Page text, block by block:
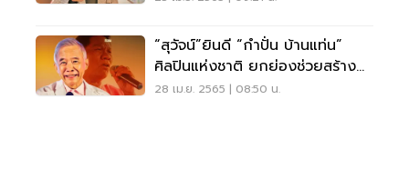
“สุวัจน์”ยินดี “กำปั่น บ้านแท่น”
ศิลปินแห่งชาติ ยกย่องช่วยสร้าง
SOFT POWER
28 เม.ย. 2565 | 08:50 น.